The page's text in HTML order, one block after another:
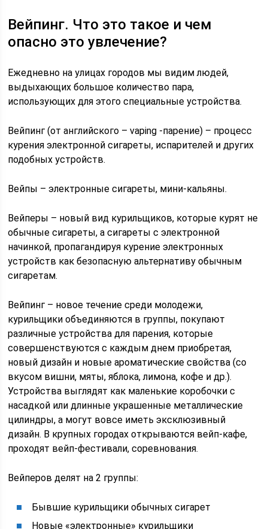
Вейпинг. Что это такое и чем
опасно это увлечение?
Ежедневно на улицах городов мы видим людей,
выдыхающих большое количество пара,
использующих для этого специальные устройства.
Вейпинг (от английского – vaping -парение) – процесс
курения электронной сигареты, испарителей и других
подобных устройств.
Вейпы – электронные сигареты, мини-кальяны.
Вейперы – новый вид курильщиков, которые курят не
обычные сигареты, а сигареты с электронной
начинкой, пропагандируя курение электронных
устройств как безопасную альтернативу обычным
сигаретам.
Вейпинг – новое течение среди молодежи,
курильщики объединяются в группы, покупают
различные устройства для парения, которые
совершенствуются с каждым днем приобретая,
новый дизайн и новые ароматические свойства (со
вкусом вишни, мяты, яблока, лимона, кофе и др.).
Устройства выглядят как маленькие коробочки с
насадкой или длинные украшенные металлические
цилиндры, а могут вовсе иметь эксклюзивный
дизайн. В крупных городах открываются вейп-кафе,
проходят вейп-фестивали, соревнования.
Вейперов делят на 2 группы:
Бывшие курильщики обычных сигарет
Новые «электронные» курильщики